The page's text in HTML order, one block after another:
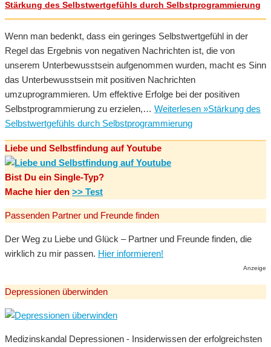
Stärkung des Selbstwertgefühls durch Selbstprogrammierung
Wenn man bedenkt, dass ein geringes Selbstwertgefühl in der
Regel das Ergebnis von negativen Nachrichten ist, die von
unserem Unterbewusstsein aufgenommen wurden, macht es Sinn
das Unterbewusstsein mit positiven Nachrichten
umzuprogrammieren. Um effektive Erfolge bei der positiven
Selbstprogrammierung zu erzielen,… Weiterlesen »Stärkung des
Selbstwertgefühls durch Selbstprogrammierung
Liebe und Selbstfindung auf Youtube
Bist Du ein Single-Typ?
Mache hier den >> Test
Passenden Partner und Freunde finden
Der Weg zu Liebe und Glück – Partner und Freunde finden, die
wirklich zu mir passen. Hier informieren!
Anzeige
Depressionen überwinden
Medizinskandal Depressionen - Insiderwissen der erfolgreichsten